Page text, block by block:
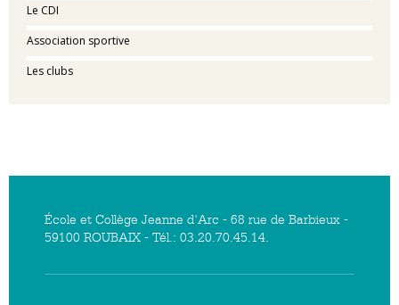
Le CDI
Association sportive
Les clubs
École et Collège Jeanne d'Arc - 68 rue de Barbieux -
59100 ROUBAIX - Tél.: 03.20.70.45.14.